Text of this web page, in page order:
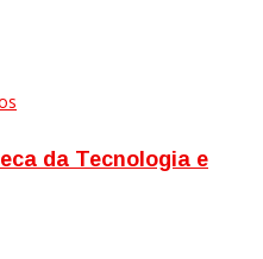
da Tecnologia e